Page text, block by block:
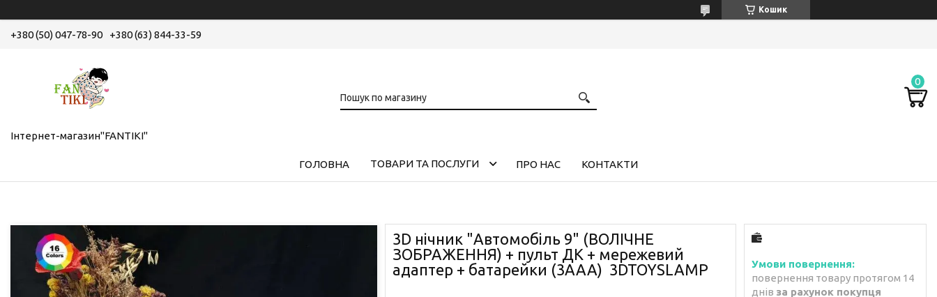
Кошик
+380 (50) 047-78-90 +380 (63) 844-33-59
Інтернет-магазин"FANTIKI"
ГОЛОВНА ТОВАРИ ТА ПОСЛУГИ ПРО НАС КОНТАКТИ
3D нічник "Автомобіль 9" (ВОЛІЧНЕ
ЗОБРАЖЕННЯ) + пульт ДК + мережевий
адаптер + батарейки (3ААА) 3DTOYSLAMP
повернення товару протягом 14
днів за рахунок покупця